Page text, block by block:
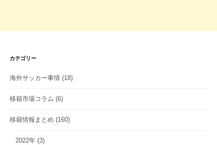
カテゴリー
海外サッカー事情 (18)
移籍市場コラム (6)
移籍情報まとめ (160)
2022年 (3)